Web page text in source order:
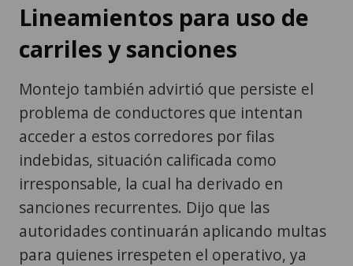
Lineamientos para uso de
carriles y sanciones
Montejo también advirtió que persiste el
problema de conductores que intentan
acceder a estos corredores por filas
indebidas, situación calificada como
irresponsable, la cual ha derivado en
sanciones recurrentes. Dijo que las
autoridades continuarán aplicando multas
para quienes irrespeten el operativo, ya